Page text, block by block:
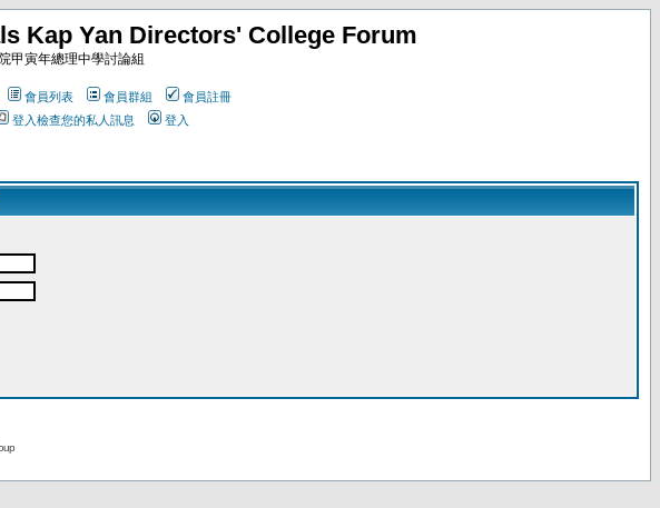
Kap Yan Directors' College Forum
甲寅年總理中學討論組
會員列表 會員群組
會員註冊
登入檢查您的私人訊息 登入